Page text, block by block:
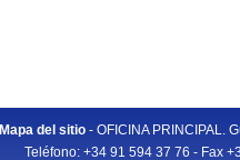
Mapa del sitio- OFICINA PRINCIPAL.
Teléfono: +34 91 594 37 76 - Fax